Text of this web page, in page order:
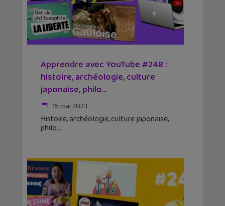
Apprendre avec YouTube #248 :
histoire, archéologie, culture
japonaise, philo…
15 mai 2023
Histoire, archéologie, culture japonaise,
philo